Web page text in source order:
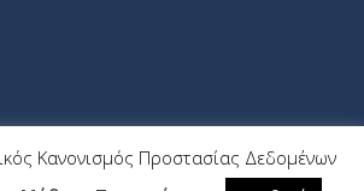
Κανονισμός Προστασίας Δεδομένων